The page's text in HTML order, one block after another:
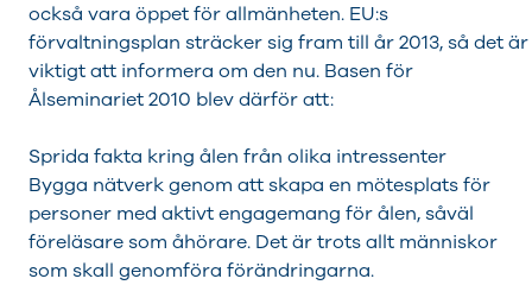
också vara öppet för allmänheten. EU:s
förvaltningsplan sträcker sig fram till år 2013, så det är
viktigt att informera om den nu. Basen för
Ålseminariet 2010 blev därför att:
Sprida fakta kring ålen från olika intressenter
Bygga nätverk genom att skapa en mötesplats för
personer med aktivt engagemang för ålen, såväl
föreläsare som åhörare. Det är trots allt människor
som skall genomföra förändringarna.